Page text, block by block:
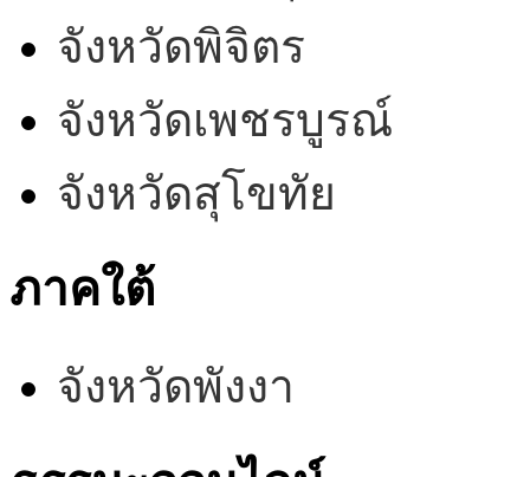
จังหวัดพิจิตร
จังหวัดเพชรบูรณ์
จังหวัดสุโขทัย
ภาคใต้
จังหวัดพังงา